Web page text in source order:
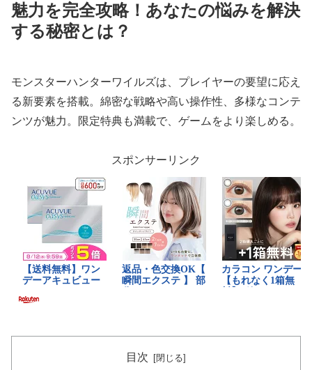
魅力を完全攻略！あなたの悩みを解決
する秘密とは？
モンスターハンターワイルズは、プレイヤーの要望に応え
る新要素を搭載。綿密な戦略や高い操作性、多様なコンテ
ンツが魅力。限定特典も満載で、ゲームをより楽しめる。
スポンサーリンク
目次